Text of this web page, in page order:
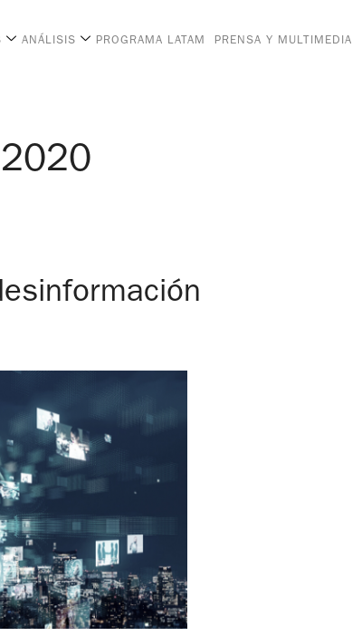
ANÁLISIS PROGRAMA LATAM PRENSA Y MULTIMEDIA